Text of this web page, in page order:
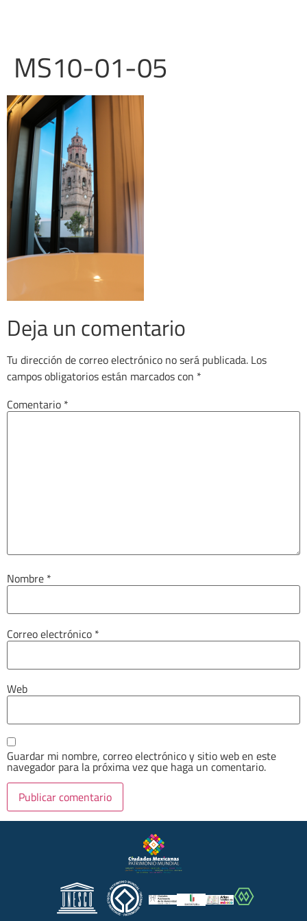
MS10-01-05
Deja un comentario
Tu dirección de correo electrónico no será publicada. Los
campos obligatorios están marcados con *
Comentario *
Nombre *
Correo electrónico *
Web
Guardar mi nombre, correo electrónico y sitio web en este
navegador para la próxima vez que haga un comentario.